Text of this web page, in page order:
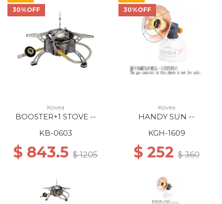
30%OFF
Kovea
BOOSTER+1 STOVE --
KB-0603
$ 843.5 $ 1205
30%OFF
Kovea
HANDY SUN --
KGH-1609
$ 252$ 360